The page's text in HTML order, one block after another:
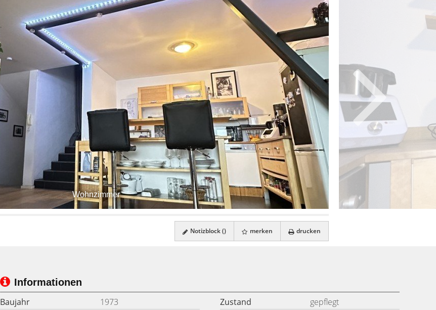
Wohnzimmer
Notizblock () merken drucken
Informationen
Baujahr
1973 Zustand
gepflegt